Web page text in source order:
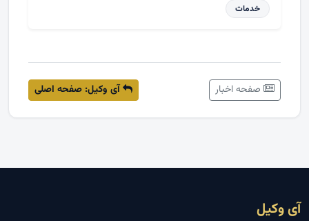
خدمات
صفحه اخبار آی وکیل: صفحه اصلی
آی وکیل